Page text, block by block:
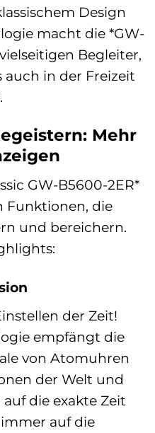
Design
macht die *GW-
Begleiter,
auch in der Freizeit
Mehr
GW-B5600-2ER*
Funktionen, die
und bereichern.
der Zeit!
empfängt die
von Atomuhren
der Welt und
die exakte Zeit
auf die